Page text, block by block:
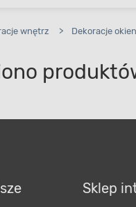
wnętrz > Dekoracje
Sklep